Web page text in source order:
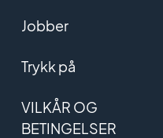
Jobber
Trykk på
VILKÅR OG
BETINGELSER